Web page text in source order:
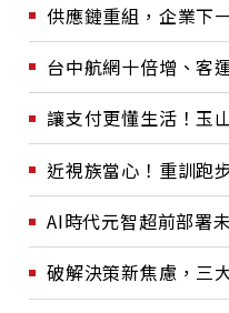
供應鏈重組，企業下
台中航網十倍增、客
讓支付更懂生活！玉
近視族當心！重訓跑
AI時代元智超前部署
破解決策新焦慮，三